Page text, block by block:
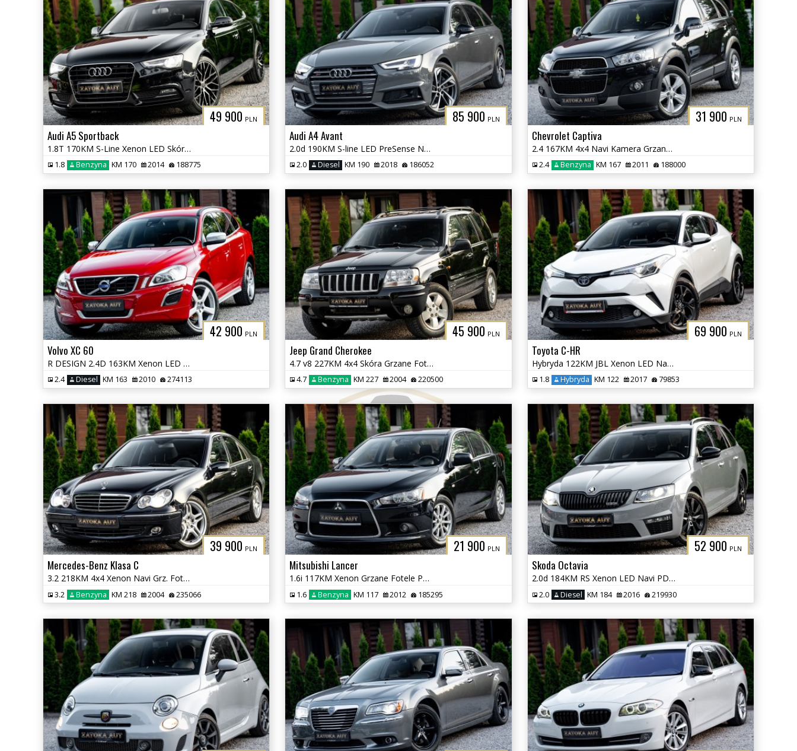
49 900 PLN
Audi A5 Sportback
1.8T 170KM S-Line Xenon LED Skóra Tempomat PDC Klima Serwis
1.8 Benzyna KM 170 2014 188775
85 900 PLN
Audi A4 Avant
2.0d 190KM S-line LED PreSense Nav PDC ADS B&O Grz. Fot Masaż
2.0 Diesel KM 190 2018 186052
31 900 PLN
Chevrolet Captiva
2.4 167KM 4x4 Navi Kamera Grzane Fot Klima PDC 7 osób Sprowadzony
2.4 Benzyna KM 167 2011 188000
42 900 PLN
Volvo XC 60
R DESIGN 2.4D 163KM Xenon LED City Safety PDC HIFI Sound Navi Serwis
2.4 Diesel KM 163 2010 274113
45 900 PLN
Jeep Grand Cherokee
4.7 v8 227KM 4x4 Skóra Grzane Fot Tempomat Klima Skóra Zadbany BEZ RDZ
4.7 Benzyna KM 227 2004 220500
69 900 PLN
Toyota C-HR
Hybryda 122KM JBL Xenon LED Navi Grz. Fot. Lane Ass. Kamera Park Ass.
1.8 Hybryda KM 122 2017 79853
39 900 PLN
Mercedes-Benz Klasa C
3.2 218KM 4x4 Xenon Navi Grz. Fot Skóra Tempomat Szyberdach
3.2 Benzyna KM 218 2004 235066
21 900 PLN
Mitsubishi Lancer
1.6i 117KM Xenon Grzane Fotele Parktronic Klimatyzacja Tempomat Serwis
1.6 Benzyna KM 117 2012 185295
52 900 PLN
Skoda Octavia
2.0d 184KM RS Xenon LED Navi PDC Grzane Fot. Skóra Tempomat
2.0 Diesel KM 184 2016 219930